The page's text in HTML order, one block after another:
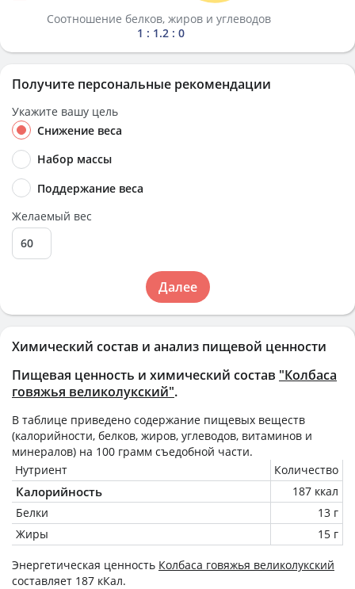
Химический состав и анализ пищевой ценности
Пищевая ценность и химический состав "Колбаса
говяжья великолукский".
В таблице приведено содержание пищевых веществ
(калорийности, белков, жиров, углеводов, витаминов и
минералов) на 100 грамм съедобной части.
Нутриент
Количество
Калорийность
187 ккал
Белки
13 г
Жиры
15 г
Энергетическая ценность Колбаса говяжья великолукский
составляет 187 кКал.
Соотношение белков, жиров и углеводов
1 : 1.2 : 0
Получите персональные рекомендации
Укажите вашу цель
Снижение веса
Набор массы
Поддержание веса
Желаемый вес
Далее